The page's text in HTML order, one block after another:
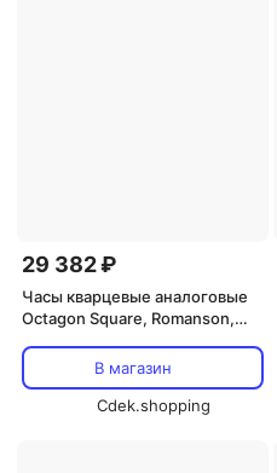
29 382 ₽
Часы кварцевые аналоговые
Octagon Square, Romanson,
В магазин
Cdek.shopping